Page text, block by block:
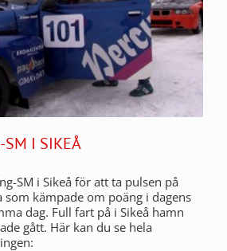
SM I SIKEÅ
SM i Sikeå för att ta pulsen på
som kämpade om poäng i dagens
dag. Full fart på i Sikeå hamn
gått. Här kan du se hela